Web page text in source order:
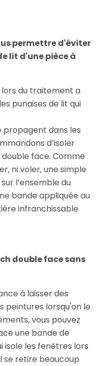
permettre d'éviter
lit d'une pièce à
lors du traitement a
punaises de lit qui
propagent dans les
d’isoler
face. Comme
ni voler, une simple
l’ensemble du
bande appliquée au
infranchissable
double face sans
à laisser des
peintures lorsqu'on le
vous pouvez
une bande de
isole les fenêtres lors
se retire beaucoup